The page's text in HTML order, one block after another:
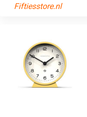
Fiftiesstore.nl